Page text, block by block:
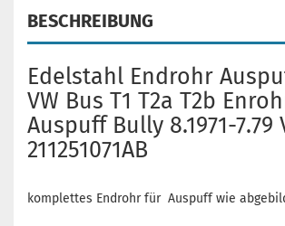
BESCHREIBUNG
Edelstahl Endrohr
VW Bus T1 T2a T2b
Auspuff Bully 8.1971-7.79
211251071AB
komplettes Endrohr für Auspuff wie